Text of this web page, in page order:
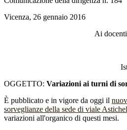
Vicenza, 26 gennaio 2016
Ai
OGGETTO: Variazioni ai turni di
È pubblicato e in vigore da oggi il
sorveglianze della sede di viale
variazioni all'organico di questi mesi.